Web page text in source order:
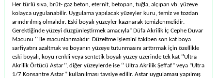
Her türlü sıva, brüt- gaz beton, eternit, betopan, tuğla, alçıpan vb. yüzeye
kolayca uygulanabilir. Uygulama yapılacak yüzeyler kuru, temiz ve tozdan
arındırılmış olmalıdır. Eski boyalı yüzeyler kazınarak temizlenmelidir.
Gerektiğinde yüzeyi düzgünleştirmek amacıyla” Düfa Akrilik İç Cephe Duvar
Macunu ‘’ ile macunlanmalıdır. Düzeltme işlemini takiben son kat boya
sarfiyatını azaltmak ve boyanın yüzeye tutunmasını arttırmak için özellikle
eski boyalı, koyu renkli veya sentetik boyalı yüzey üzerinde tek kat ‘’Ultra
Akrilik Örtücü Astar’’, diğer yüzeylerde ise ‘’ Ultra Akrilik Şeﬀaf” veya “Ultra
1/7 Konsantre Astar’’ kullanılması tavsiye edilir. Astar uygulaması yapılmış